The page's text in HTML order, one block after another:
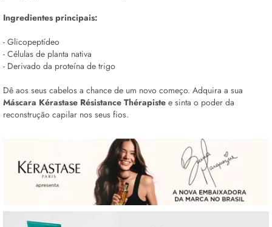
Ingredientes principais:
- Glicopeptídeo
- Células de planta nativa
- Derivado da proteína de trigo
Dê aos seus cabelos a chance de um novo começo. Adquira a sua
Máscara Kérastase Résistance Thérapiste e sinta o poder da
reconstrução capilar nos seus fios.